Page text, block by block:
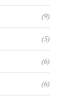
(9)
(5)
(6)
(6)